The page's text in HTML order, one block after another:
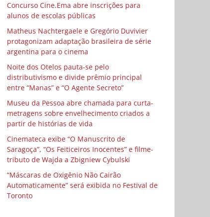
Concurso Cine.Ema abre inscrições para
alunos de escolas públicas
Matheus Nachtergaele e Gregório Duvivier
protagonizam adaptação brasileira de série
argentina para o cinema
Noite dos Otelos pauta-se pelo
distributivismo e divide prêmio principal
entre “Manas” e “O Agente Secreto”
Museu da Pessoa abre chamada para curta-
metragens sobre envelhecimento criados a
partir de histórias de vida
Cinemateca exibe “O Manuscrito de
Saragoça”, “Os Feiticeiros Inocentes” e filme-
tributo de Wajda a Zbigniew Cybulski
“Máscaras de Oxigênio Não Cairão
Automaticamente” será exibida no Festival de
Toronto